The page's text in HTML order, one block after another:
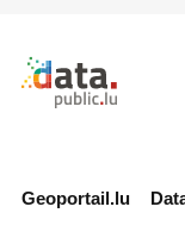
Retour à
Geoportail.lu